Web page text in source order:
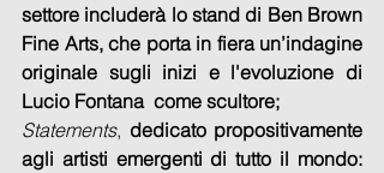
settore includerà lo stand di Ben Brown
Fine Arts, che porta in fiera un’indagine
originale sugli inizi e l'evoluzione di
Lucio Fontana  come scultore;
Statements, dedicato propositivamente
agli artisti emergenti di tutto il mondo: